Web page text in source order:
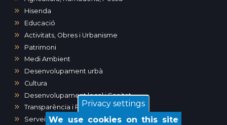
Hisenda
Educació
Activitats, Obres i Urbanisme
Patrimoni
Medi Ambient
Desenvolupament urbà
Cultura
Desenvolupament local i Sanitat
Transparència i Participació Ciutadana
Serveis Socials i Gent Gran
Privacy settings
We use cookies on this site